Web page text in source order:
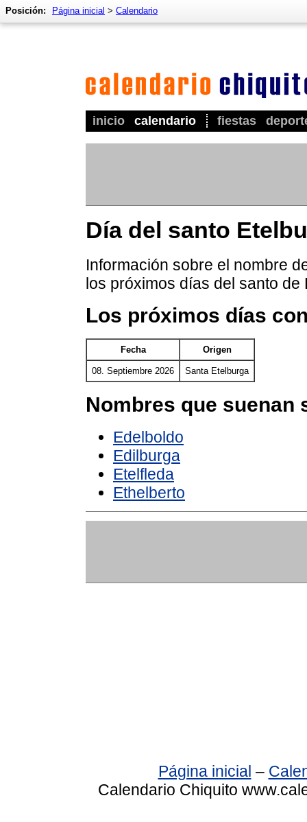
inicio calendario fiestas
Posición: Página inicial > Calendario
Día del santo
Información sobre el nombre
los próximos días del santo de
Los próximos días
Fecha Origen
08. Septiembre 2026 Santa Etelburga
Nombres que suenan
Edelboldo
Edilburga
Etelfleda
Ethelberto
Página inicial –
Calendario Chiquito